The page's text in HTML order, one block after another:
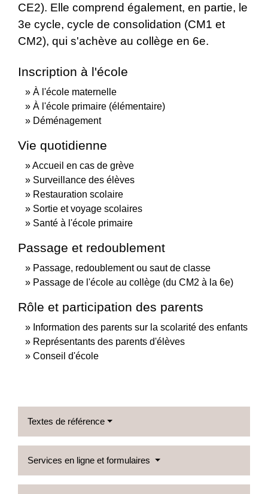
CE2). Elle comprend également, en partie, le
3e cycle, cycle de consolidation (CM1 et
CM2), qui s'achève au collège en 6e.
Inscription à l'école
À l'école maternelle
À l'école primaire (élémentaire)
Déménagement
Vie quotidienne
Accueil en cas de grève
Surveillance des élèves
Restauration scolaire
Sortie et voyage scolaires
Santé à l'école primaire
Passage et redoublement
Passage, redoublement ou saut de classe
Passage de l'école au collège (du CM2 à la 6e)
Rôle et participation des parents
Information des parents sur la scolarité des enfants
Représentants des parents d'élèves
Conseil d'école
Textes de référence
Services en ligne et formulaires